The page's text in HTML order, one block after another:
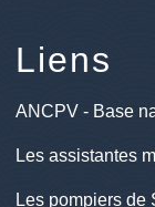
Liens
ANCPV - Base
Les assistantes
Les pompiers de